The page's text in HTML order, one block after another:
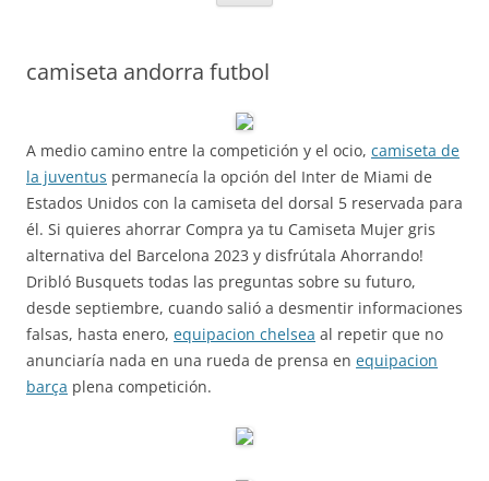
camiseta andorra futbol
A medio camino entre la competición y el ocio, camiseta de
la juventus permanecía la opción del Inter de Miami de
Estados Unidos con la camiseta del dorsal 5 reservada para
él. Si quieres ahorrar Compra ya tu Camiseta Mujer gris
alternativa del Barcelona 2023 y disfrútala Ahorrando!
Dribló Busquets todas las preguntas sobre su futuro,
desde septiembre, cuando salió a desmentir informaciones
falsas, hasta enero, equipacion chelsea al repetir que no
anunciaría nada en una rueda de prensa en equipacion
barça plena competición.